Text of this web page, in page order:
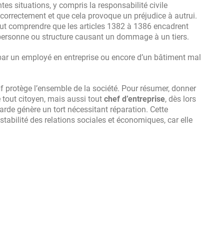
situations, y compris la responsabilité civile
et que cela provoque un préjudice à autrui.
comprendre que les articles 1382 à 1386 encadrent
ou structure causant un dommage à un tiers.
un employé en entreprise ou encore d’un bâtiment mal
l’ensemble de la société. Pour résumer, donner
tout citoyen, mais aussi tout chef d’entreprise, dès lors
génère un tort nécessitant réparation. Cette
des relations sociales et économiques, car elle